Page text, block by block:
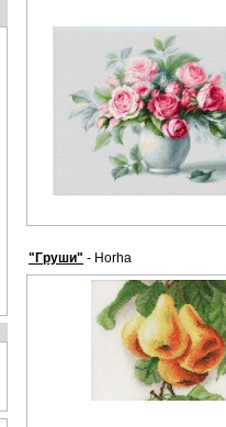
"Груши" - Horha